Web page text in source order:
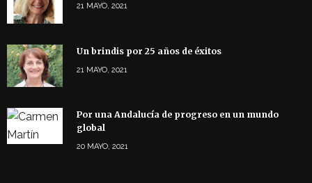
21 MAYO, 2021
Un brindis por 25 años de éxitos
21 MAYO, 2021
Por una Andalucía de progreso en un mundo
global
20 MAYO, 2021